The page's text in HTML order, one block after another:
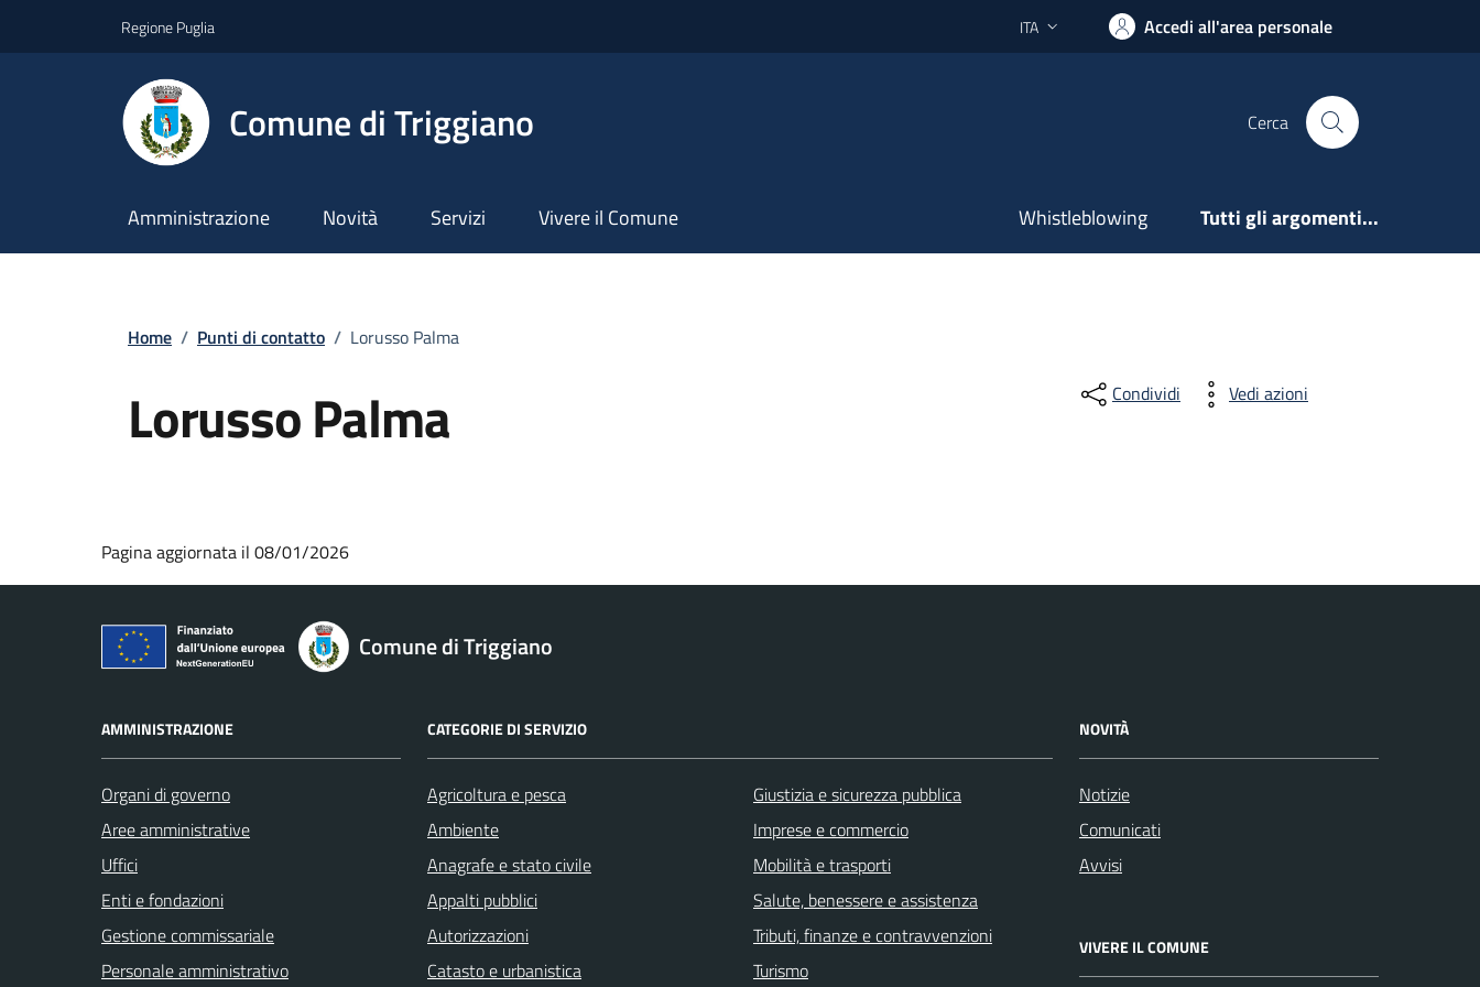
Regione Puglia Lingua attiva:
ITA Accedi all'area personale
Comune di Triggiano Cerca
Amministrazione Novità Servizi Vivere il Comune Whistleblowing Tutti gli argomenti...
Home / Punti di contatto / Lorusso Palma
Lorusso Palma Condividi Vedi azioni
Pagina aggiornata il 08/01/2026
Comune di Triggiano
AMMINISTRAZIONE
Organi di governo
Aree amministrative
Uffici
Enti e fondazioni
Gestione commissariale
Personale amministrativo
CATEGORIE DI SERVIZIO
Agricoltura e pesca
Ambiente
Anagrafe e stato civile
Appalti pubblici
Autorizzazioni
Catasto e urbanistica
Giustizia e sicurezza pubblica
Imprese e commercio
Mobilità e trasporti
Salute, benessere e assistenza
Tributi, finanze e contravvenzioni
Turismo
NOVITÀ
Notizie
Comunicati
Avvisi
VIVERE IL COMUNE